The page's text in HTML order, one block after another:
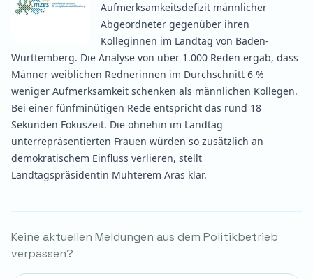
Aufmerksamkeitsdefizit männlicher
Abgeordneter gegenüber ihren
Kolleginnen im Landtag von Baden-
Württemberg. Die Analyse von über 1.000 Reden ergab, dass
Männer weiblichen Rednerinnen im Durchschnitt 6 %
weniger Aufmerksamkeit schenken als männlichen Kollegen.
Bei einer fünfminütigen Rede entspricht das rund 18
Sekunden Fokuszeit. Die ohnehin im Landtag
unterrepräsentierten Frauen würden so zusätzlich an
demokratischem Einfluss verlieren, stellt
Landtagspräsidentin Muhterem Aras klar.
Keine aktuellen Meldungen aus dem Politikbetrieb
verpassen?